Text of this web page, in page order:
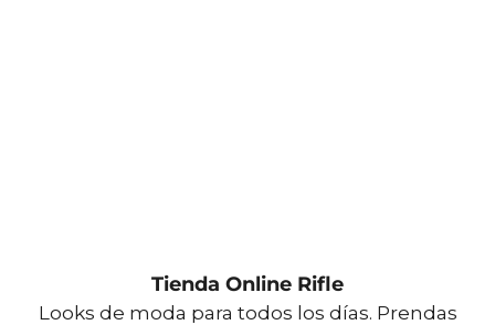
Tienda Online Rifle
Looks de moda para todos los días. Prendas